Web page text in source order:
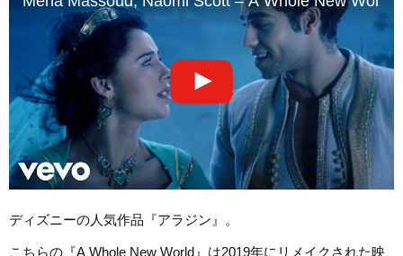
ディズニーの人気作品『アラジン』。
こちらの『A Whole New World』は2019年にリメイクされた映